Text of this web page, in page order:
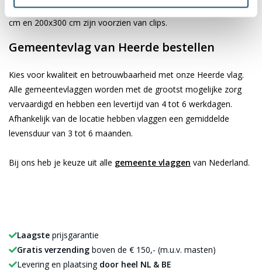
met een koord en lusje, terwijl de grotere maten van 150x225
cm en 200x300 cm zijn voorzien van clips.
Gemeentevlag van Heerde bestellen
Kies voor kwaliteit en betrouwbaarheid met onze Heerde vlag.
Alle gemeentevlaggen worden met de grootst mogelijke zorg
vervaardigd en hebben een levertijd van 4 tot 6 werkdagen.
Afhankelijk van de locatie hebben vlaggen een gemiddelde
levensduur van 3 tot 6 maanden.
Bij ons heb je keuze uit alle gemeente vlaggen van Nederland.
Laagste prijsgarantie
Gratis verzending boven de € 150,- (m.u.v. masten)
Levering en plaatsing door heel NL & BE